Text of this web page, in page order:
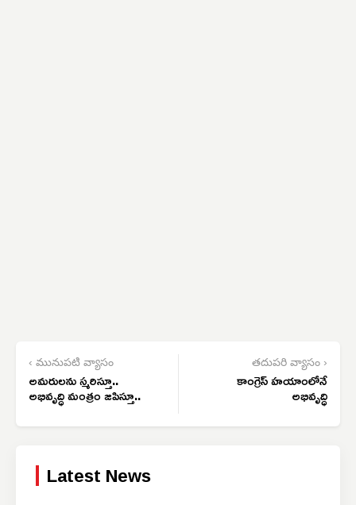
‹ మునుపటి వ్యాసం
అమరులను స్మరిస్తూ..
అభివృద్ధి మంత్రం జపిస్తూ..
తదుపరి వ్యాసం ›
కాంగ్రెస్ హయాంలోనే
అభివృద్ధి
Latest News